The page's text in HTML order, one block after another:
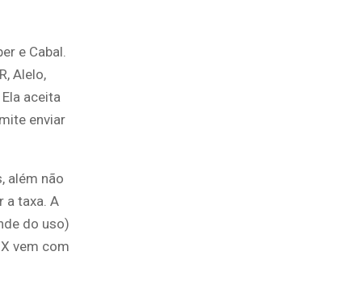
e Cabal.
Alelo,
aceita
enviar
além não
a taxa. A
do uso)
vem com